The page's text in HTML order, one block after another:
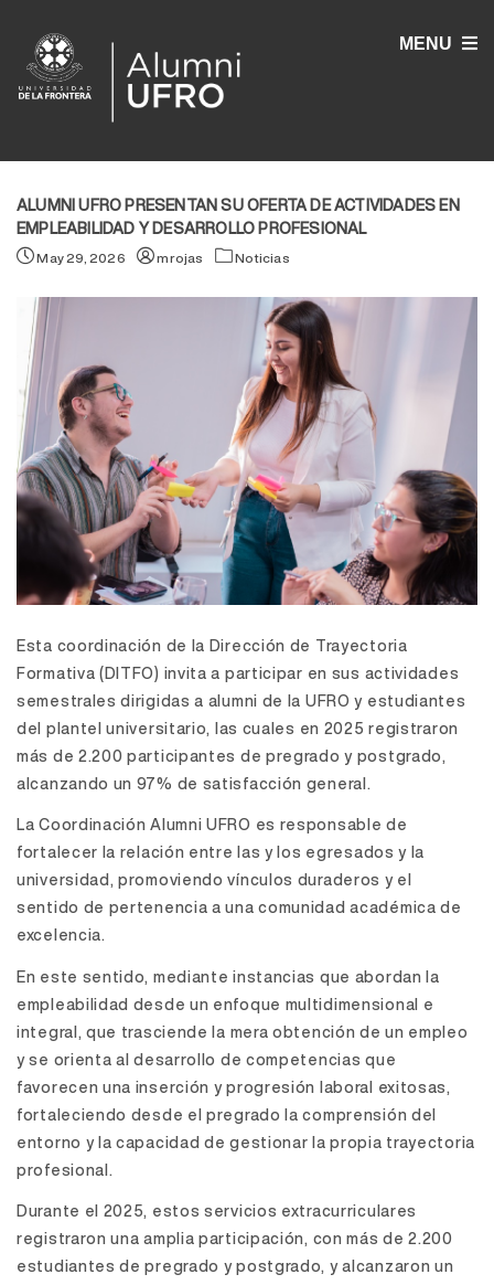
MENU
ALUMNI UFRO PRESENTAN SU OFERTA DE ACTIVIDADES EN
EMPLEABILIDAD Y DESARROLLO PROFESIONAL
May 29, 2026 mrojas Noticias
Esta coordinación de la Dirección de Trayectoria
Formativa (DITFO) invita a participar en sus actividades
semestrales dirigidas a alumni de la UFRO y estudiantes
del plantel universitario, las cuales en 2025 registraron
más de 2.200 participantes de pregrado y postgrado,
alcanzando un 97% de satisfacción general.
La Coordinación Alumni UFRO es responsable de
fortalecer la relación entre las y los egresados y la
universidad, promoviendo vínculos duraderos y el
sentido de pertenencia a una comunidad académica de
excelencia.
En este sentido, mediante instancias que abordan la
empleabilidad desde un enfoque multidimensional e
integral, que trasciende la mera obtención de un empleo
y se orienta al desarrollo de competencias que
favorecen una inserción y progresión laboral exitosas,
fortaleciendo desde el pregrado la comprensión del
entorno y la capacidad de gestionar la propia trayectoria
profesional.
Durante el 2025, estos servicios extracurriculares
registraron una amplia participación, con más de 2.200
estudiantes de pregrado y postgrado, y alcanzaron un